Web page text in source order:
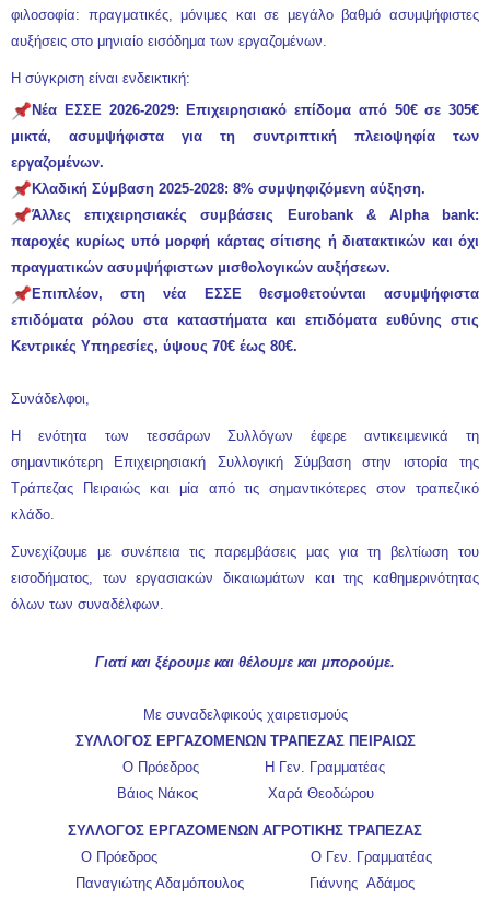
φιλοσοφία: πραγματικές, μόνιμες και σε μεγάλο βαθμό ασυμψήφιστες
αυξήσεις στο μηνιαίο εισόδημα των εργαζομένων.
Η σύγκριση είναι ενδεικτική:
Νέα ΕΣΣΕ 2026-2029: Επιχειρησιακό επίδομα από 50€ σε 305€
μικτά, ασυμψήφιστα για τη συντριπτική πλειοψηφία των
εργαζομένων.
Κλαδική Σύμβαση 2025-2028: 8% συμψηφιζόμενη αύξηση.
Άλλες επιχειρησιακές συμβάσεις Eurobank & Alpha bank:
παροχές κυρίως υπό μορφή κάρτας σίτισης ή διατακτικών και όχι
πραγματικών ασυμψήφιστων μισθολογικών αυξήσεων.
Επιπλέον, στη νέα ΕΣΣΕ θεσμοθετούνται ασυμψήφιστα
επιδόματα ρόλου στα καταστήματα και επιδόματα ευθύνης στις
Κεντρικές Υπηρεσίες, ύψους 70€ έως 80€.
Συνάδελφοι,
Η ενότητα των τεσσάρων Συλλόγων έφερε αντικειμενικά τη
σημαντικότερη Επιχειρησιακή Συλλογική Σύμβαση στην ιστορία της
Τράπεζας Πειραιώς και μία από τις σημαντικότερες στον τραπεζικό
κλάδο.
Συνεχίζουμε με συνέπεια τις παρεμβάσεις μας για τη βελτίωση του
εισοδήματος, των εργασιακών δικαιωμάτων και της καθημερινότητας
όλων των συναδέλφων.
Γιατί και ξέρουμε και θέλουμε και μπορούμε.
Με συναδελφικούς χαιρετισμούς
ΣΥΛΛΟΓΟΣ ΕΡΓΑΖΟΜΕΝΩΝ ΤΡΑΠΕΖΑΣ ΠΕΙΡΑΙΩΣ
Ο Πρόεδρος Η Γεν. Γραμματέας
Βάιος Νάκος Χαρά Θεοδώρου
ΣΥΛΛΟΓΟΣ ΕΡΓΑΖΟΜΕΝΩΝ ΑΓΡΟΤΙΚΗΣ ΤΡΑΠΕΖΑΣ
Ο Πρόεδρος Ο Γεν. Γραμματέας
Παναγιώτης Αδαμόπουλος Γιάννης Αδάμος